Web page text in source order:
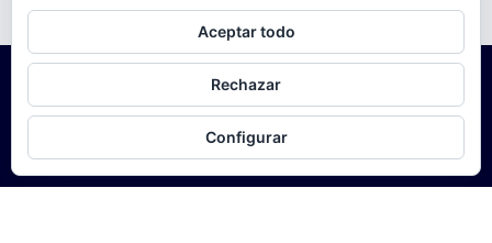
Aceptar todo
Rechazar
Configurar
Para obtener más información, incluido cómo gestionar las cookies,